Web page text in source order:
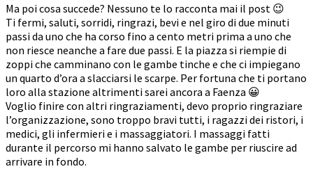
Ma poi cosa succede? Nessuno te lo racconta mai il post 😉
Ti fermi, saluti, sorridi, ringrazi, bevi e nel giro di due minuti
passi da uno che ha corso fino a cento metri prima a uno che
non riesce neanche a fare due passi. E la piazza si riempie di
zoppi che camminano con le gambe tinche e che ci impiegano
un quarto d’ora a slacciarsi le scarpe. Per fortuna che ti portano
loro alla stazione altrimenti sarei ancora a Faenza 😀
Voglio finire con altri ringraziamenti, devo proprio ringraziare
l’organizzazione, sono troppo bravi tutti, i ragazzi dei ristori, i
medici, gli infermieri e i massaggiatori. I massaggi fatti
durante il percorso mi hanno salvato le gambe per riuscire ad
arrivare in fondo.